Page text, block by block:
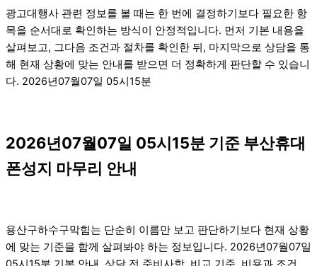
광고대행사 관련 정보를 볼 때는 한 번에 결정하기보다 필요한 항
목을 순서대로 확인하는 방식이 안정적입니다. 먼저 기본 내용을
살펴보고, 그다음 조건과 절차를 확인한 뒤, 마지막으로 상담을 통
해 현재 상황에 맞는 안내를 받으면 더 정확하게 판단할 수 있습니
다. 2026년07월07일 05시15분
2026년07월07일 05시15분 기준 부산휴대
폰성지 마무리 안내
용산구하수구막힘는 단순히 이름만 보고 판단하기보다 현재 상황
에 맞는 기준을 함께 살펴봐야 하는 정보입니다. 2026년07월07일